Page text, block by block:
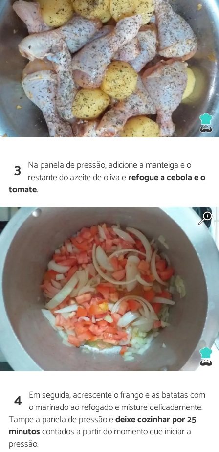
3 Na panela de pressão, adicione a manteiga e o
restante do azeite de oliva erefogue a cebola e o
tomate.
4 Em seguida, acrescente o frango e as batatas com
o marinado ao refogado e misture delicadamente.
Tampe a panela de pressão edeixe cozinhar por 25
minutoscontados a partir do momento que iniciar a
pressão.